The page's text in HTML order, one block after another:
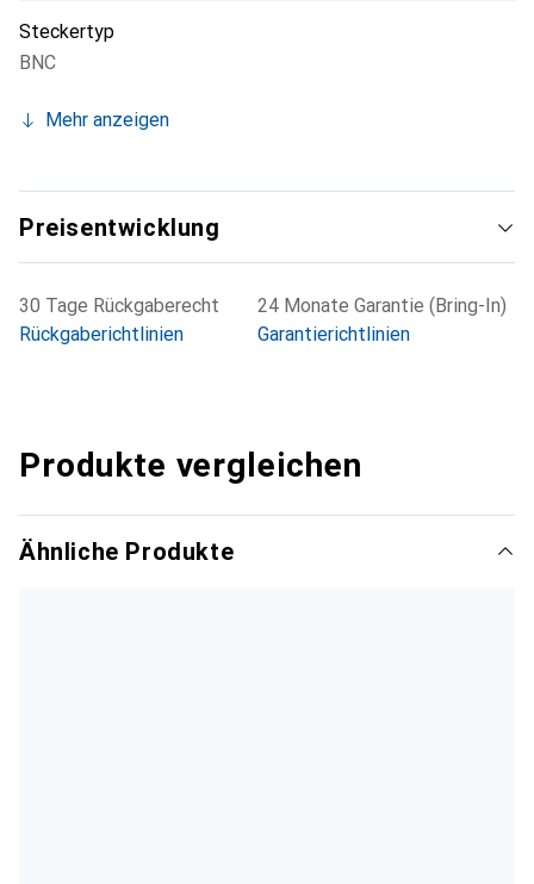
Steckertyp
BNC
Mehr anzeigen
Preisentwicklung
30 Tage Rückgaberecht
Rückgaberichtlinien
24 Monate Garantie (Bring-In)
Garantierichtlinien
Produkte vergleichen
Ähnliche Produkte